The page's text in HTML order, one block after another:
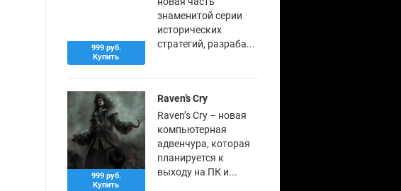
999 руб.
Купить
знаменитой серии
исторических
стратегий, разраба...
999 руб.
Купить
Raven’s Cry
Raven’s Cry – новая
компьютерная
адвенчура, которая
планируется к
выходу на ПК и...